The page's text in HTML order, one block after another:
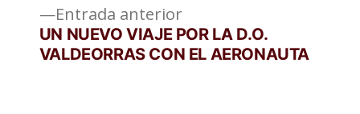
Entrada anteriorEntrada
anterior:
UN NUEVO VIAJE POR LA D.O.
VALDEORRAS CON EL AERONAUTA